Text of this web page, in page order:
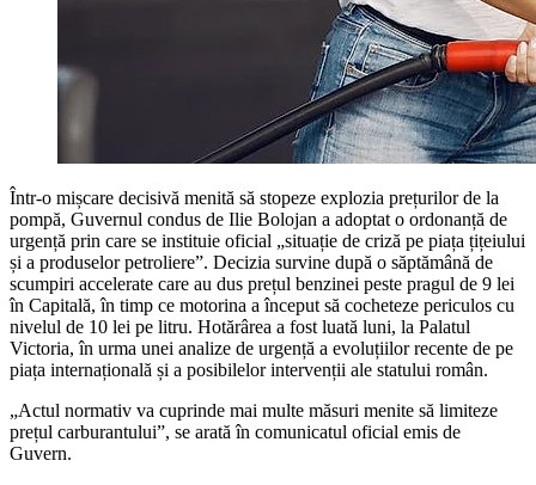
Într-o mișcare decisivă menită să stopeze explozia prețurilor de la
pompă, Guvernul condus de Ilie Bolojan a adoptat o ordonanță de
urgență prin care se instituie oficial „situație de criză pe piața țițeiului
și a produselor petroliere”. Decizia survine după o săptămână de
scumpiri accelerate care au dus prețul benzinei peste pragul de 9 lei
în Capitală, în timp ce motorina a început să cocheteze periculos cu
nivelul de 10 lei pe litru. Hotărârea a fost luată luni, la Palatul
Victoria, în urma unei analize de urgență a evoluțiilor recente de pe
piața internațională și a posibilelor intervenții ale statului român.
„Actul normativ va cuprinde mai multe măsuri menite să limiteze
prețul carburantului”, se arată în comunicatul oficial emis de
Guvern.